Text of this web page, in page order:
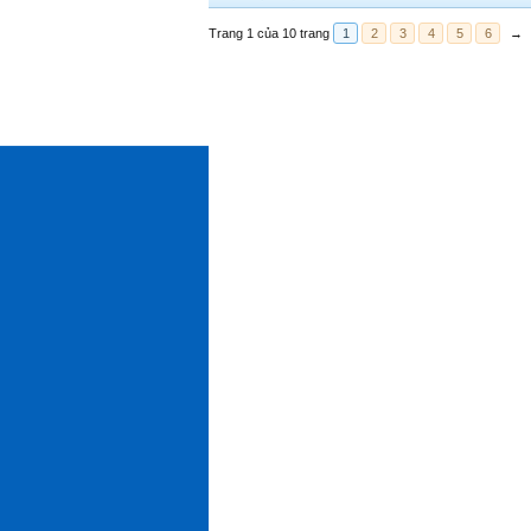
Trang 1 của 10 trang 1 2 3 4 5 6 →